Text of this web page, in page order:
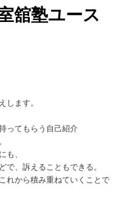
ゲ
舘塾ユース
ます。
ってもらう自己紹介
、
、訴えることもできる。
れから積み重ねていくことで